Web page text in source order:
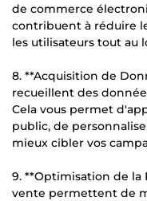
de commerce
contribuent à réduire
les utilisateurs tout au
8. **Acquisition de
recueillent des
Cela vous permet
public, de
mieux cibler vos
9. **Optimisation de la
vente permettent de